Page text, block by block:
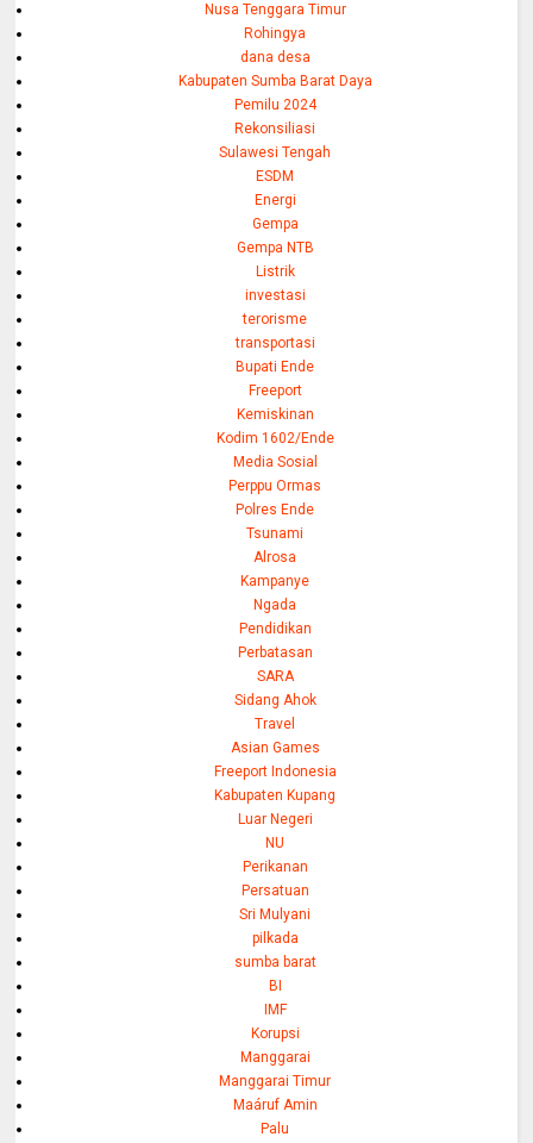
Nusa Tenggara Timur
Rohingya
dana desa
Kabupaten Sumba Barat Daya
Pemilu 2024
Rekonsiliasi
Sulawesi Tengah
ESDM
Energi
Gempa
Gempa NTB
Listrik
investasi
terorisme
transportasi
Bupati Ende
Freeport
Kemiskinan
Kodim 1602/Ende
Media Sosial
Perppu Ormas
Polres Ende
Tsunami
Alrosa
Kampanye
Ngada
Pendidikan
Perbatasan
SARA
Sidang Ahok
Travel
Asian Games
Freeport Indonesia
Kabupaten Kupang
Luar Negeri
NU
Perikanan
Persatuan
Sri Mulyani
pilkada
sumba barat
BI
IMF
Korupsi
Manggarai
Manggarai Timur
Maáruf Amin
Palu